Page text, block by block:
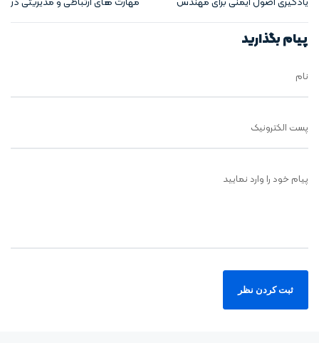
ناظر
نظارت
پیام بگذارید
نام
پست الکترونیک
پیام خود را وارد نمایید